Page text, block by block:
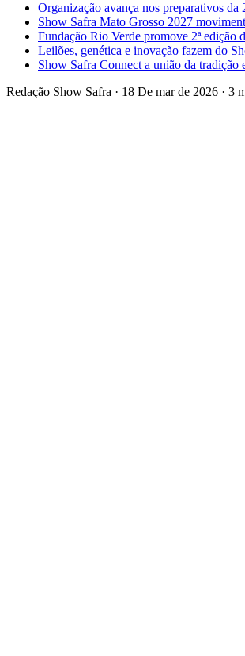
Organização avança nos preparativos da
Show Safra Mato Grosso 2027
Fundação Rio Verde promove 2ª edição
Leilões, genética e inovação fazem do
Show Safra Connect a união da tradição
Redação Show Safra · 18 De mar de 2026 · 3